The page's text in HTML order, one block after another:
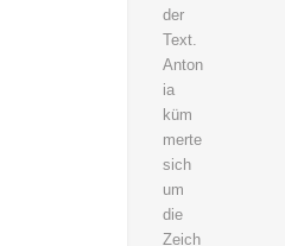
der
Text.
Anton
ia
küm
merte
sich
um
die
Zeich